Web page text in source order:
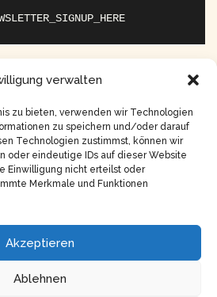
verwalten
zu bieten, verwenden wir Technologien
zu speichern und/oder darauf
Technologien zustimmst, können wir
oder eindeutige IDs auf dieser Website
Einwilligung nicht erteilst oder
Merkmale und Funktionen
Akzeptieren
Ablehnen
WEITER
Hast du den Schuss nicht